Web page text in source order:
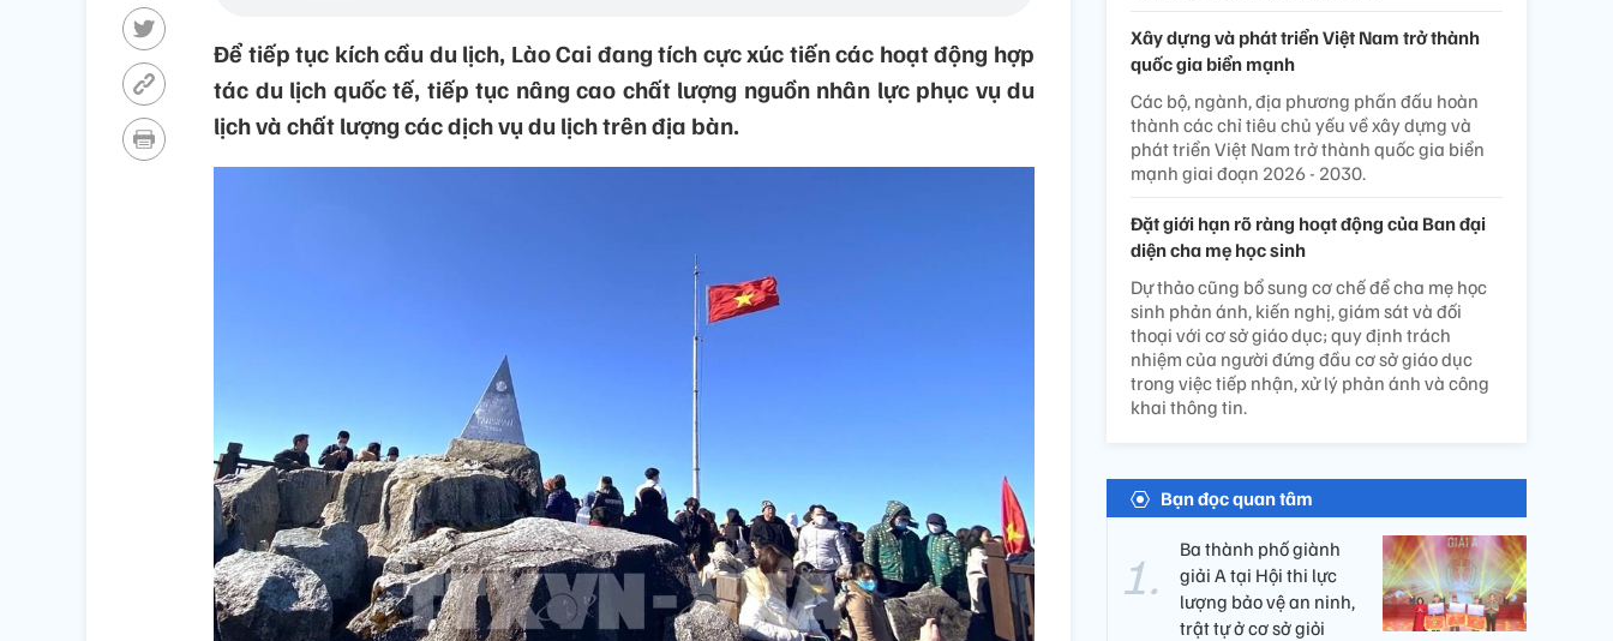
Để tiếp tục kích cầu du lịch, Lào Cai đang tích cực xúc tiến các hoạt động hợp
tác du lịch quốc tế, tiếp tục nâng cao chất lượng nguồn nhân lực phục vụ du
lịch và chất lượng các dịch vụ du lịch trên địa bàn.
Xây dựng và phát triển Việt Nam trở thành
quốc gia biển mạnh
Các bộ, ngành, địa phương phấn đấu hoàn
thành các chỉ tiêu chủ yếu về xây dựng và
phát triển Việt Nam trở thành quốc gia biển
mạnh giai đoạn 2026 - 2030.
Đặt giới hạn rõ ràng hoạt động của Ban đại
diện cha mẹ học sinh
Dự thảo cũng bổ sung cơ chế để cha mẹ học
sinh phản ánh, kiến nghị, giám sát và đối
thoại với cơ sở giáo dục; quy định trách
nhiệm của người đứng đầu cơ sở giáo dục
trong việc tiếp nhận, xử lý phản ánh và công
khai thông tin.
Bạn đọc quan tâm
Ba thành phố giành
giải A tại Hội thi lực
lượng bảo vệ an ninh,
trật tự ở cơ sở giỏi